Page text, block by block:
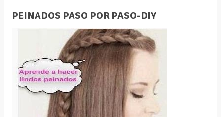
PEINADOS PASO POR PASO-DIY